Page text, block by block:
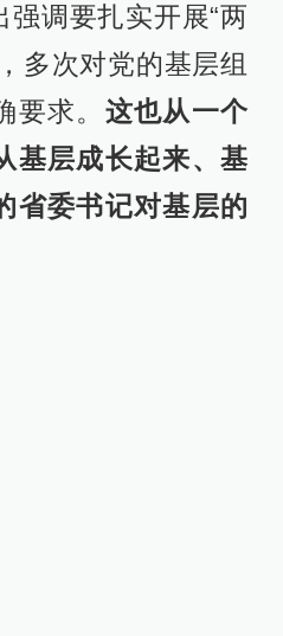
调要扎实开展“两
多次对党的基层组
要求。 这也从一个
基层成长起来、基
省委书记对基层的